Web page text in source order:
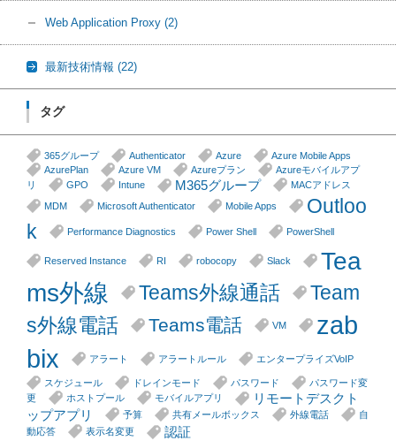
Web Application Proxy (2)
最新技術情報 (22)
タグ
365グループ Authenticator Azure
Azure Mobile Apps
AzurePlan
Azure VM Azureプラン
Azureモバイルアプ
リ
GPO Intune M365グループ
MACアドレス
MDM
Microsoft Authenticator Mobile Apps
Outloo
k
Performance Diagnostics Power Shell PowerShell
Reserved Instance RI robocopy Slack
Tea
ms外線
Teams外線通話
Team
s外線電話
Teams電話 VM
zab
bix
アラート アラートルール エンタープライズVoIP
スケジュール ドレインモード パスワード
パスワード変
更
ホストプール モバイルアプリ
リモートデスクト
ップアプリ
予算 共有メールボックス 外線電話
自
動応答
表示名変更 認証